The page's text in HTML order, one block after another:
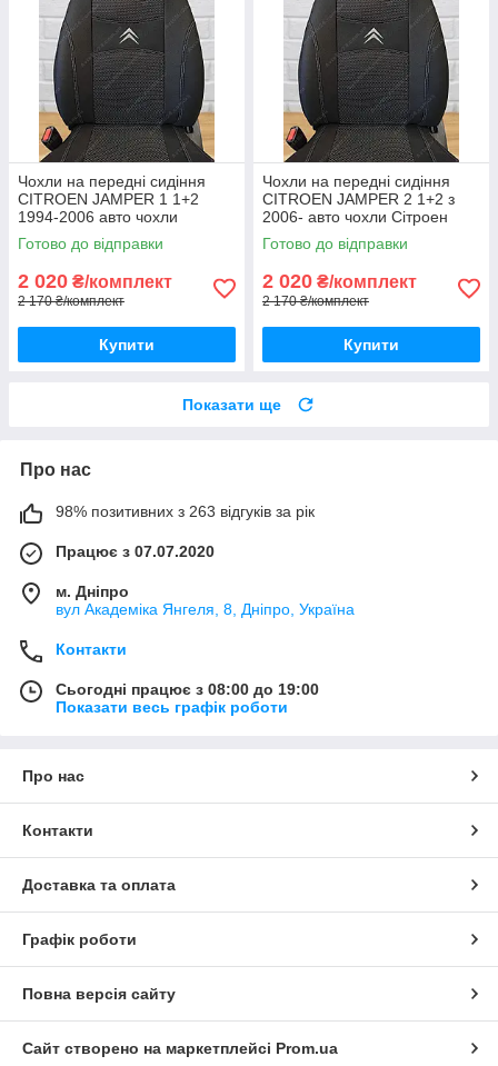
Чохли на передні сидіння
CITROEN JAMPER 1 1+2
1994-2006 авто чохли
Сітроен Джампер 1994-2006
Готово до відправки
2 020 ₴/комплект
2 170 ₴/комплект
Купити
Чохли на передні сидіння
CITROEN JAMPER 2 1+2 з
2006- авто чохли Сітроен
Джампер з 2006-
Готово до відправки
2 020 ₴/комплект
2 170 ₴/комплект
Купити
Показати ще
Про нас
98% позитивних з 263 відгуків за рік
Працює з 07.07.2020
м. Дніпро
вул Академіка Янгеля, 8, Дніпро, Україна
Контакти
Сьогодні працює з 08:00 до 19:00
Показати весь графік роботи
Про нас
Контакти
Доставка та оплата
Графік роботи
Повна версія сайту
Сайт створено на маркетплейсі Prom.ua